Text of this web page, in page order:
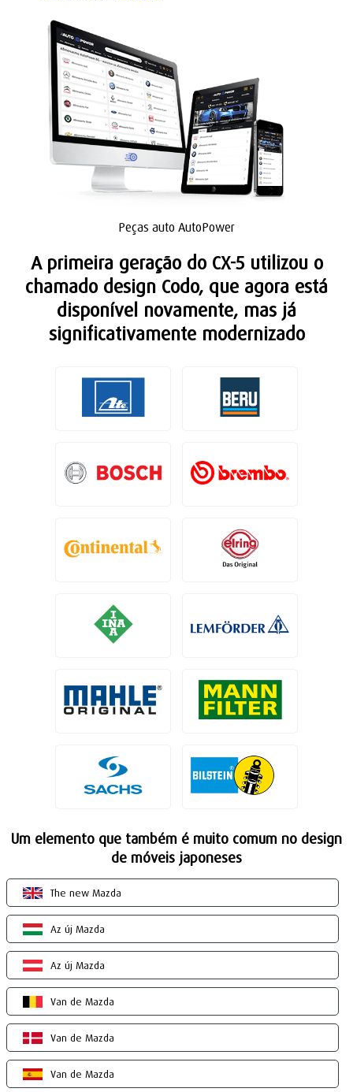
Peças auto AutoPower
A primeira geração do CX-5 utilizou o
chamado design Codo, que agora está
disponível novamente, mas já
significativamente modernizado
Um elemento que também é muito comum no design
de móveis japoneses
The new Mazda
Az új Mazda
Az új Mazda
Van de Mazda
Van de Mazda
Van de Mazda